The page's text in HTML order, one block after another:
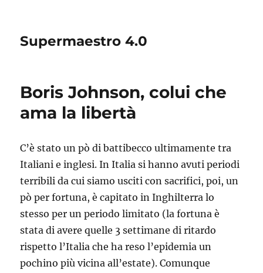
Supermaestro 4.0
Boris Johnson, colui che
ama la libertà
C’è stato un pò di battibecco ultimamente tra
Italiani e inglesi. In Italia si hanno avuti periodi
terribili da cui siamo usciti con sacrifici, poi, un
pò per fortuna, è capitato in Inghilterra lo
stesso per un periodo limitato (la fortuna è
stata di avere quelle 3 settimane di ritardo
rispetto l’Italia che ha reso l’epidemia un
pochino più vicina all’estate). Comunque